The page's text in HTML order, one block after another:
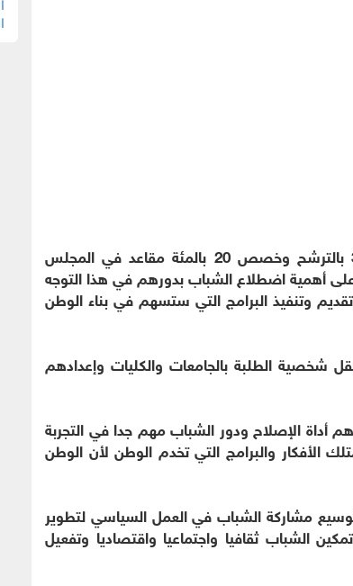
وبين أن قانون الانتخاب الجديد سمح للشباب دون سن 35 بالترشح وخصص 20 بالمئة مقاعد في المجلس
مشددا على أهمية اضطلاع الشباب بدورهم في هذا التوجه
وتنفيذ البرامج التي ستسهم في بناء الوطن
شخصية الطلبة بالجامعات والكليات وإعدادهم
أداة الإصلاح ودور الشباب مهم جدا في التجربة
الأفكار والبرامج التي تخدم الوطن لأن الوطن
مشاركة الشباب في العمل السياسي لتطوير
الشباب ثقافيا واجتماعيا واقتصاديا وتفعيل